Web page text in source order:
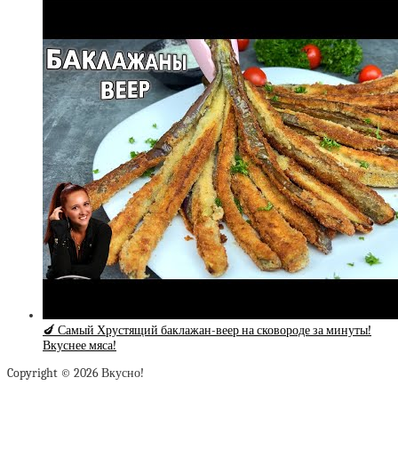
🍆 Самый Хрустящий баклажан-веер на сковороде за минуты!
Вкуснее мяса!
Copyright © 2026 Вкусно!